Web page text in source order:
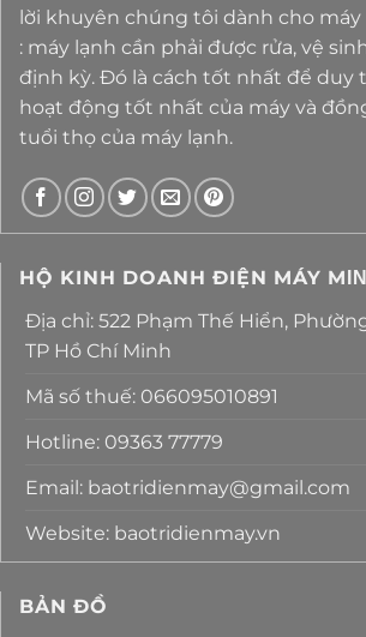
lời khuyên chúng tôi dành cho máy
: máy lạnh cần phải được rửa, vệ
định kỳ. Đó là cách tốt nhất để duy
hoạt động tốt nhất của máy và
tuổi thọ của máy lạnh.
HỘ KINH DOANH ĐIỆN MÁY
Địa chỉ: 522 Phạm Thế Hiển,
TP Hồ Chí Minh
Mã số thuế: 066095010891
Hotline: 09363 77779
Email: baotridienmay@gmail.com
Website: baotridienmay.vn
BẢN ĐỒ